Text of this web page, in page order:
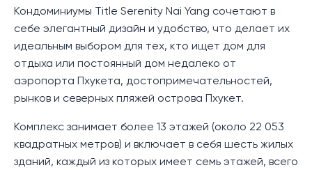
Кондоминиумы Title Serenity Nai Yang сочетают в
себе элегантный дизайн и удобство, что делает их
идеальным выбором для тех, кто ищет дом для
отдыха или постоянный дом недалеко от
аэропорта Пхукета, достопримечательностей,
рынков и северных пляжей острова Пхукет.
Комплекс занимает более 13 этажей (около 22 053
квадратных метров) и включает в себя шесть жилых
зданий, каждый из которых имеет семь этажей, всего